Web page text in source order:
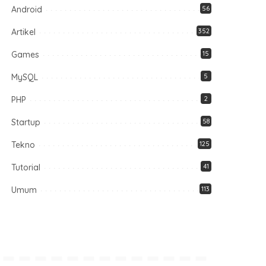
Android 56
Artikel 352
Games 15
MySQL 5
PHP 2
Startup 58
Tekno 125
Tutorial 41
Umum 113